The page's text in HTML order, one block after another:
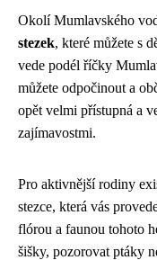
Okolí Mumlavského
stezek, které můžete s
vede podél říčky
můžete odpočinout a
opět velmi přístupná a
zajímavostmi.
Pro aktivnější rodiny
stezce, která vás
flórou a faunou tohoto
šišky, pozorovat ptáky